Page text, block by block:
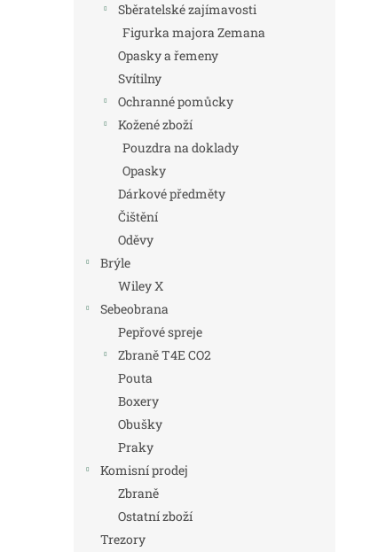
Sběratelské zajímavosti
Figurka majora Zemana
Opasky a řemeny
Svítilny
Ochranné pomůcky
Kožené zboží
Pouzdra na doklady
Opasky
Dárkové předměty
Čištění
Oděvy
Brýle
Wiley X
Sebeobrana
Pepřové spreje
Zbraně T4E CO2
Pouta
Boxery
Obušky
Praky
Komisní prodej
Zbraně
Ostatní zboží
Trezory